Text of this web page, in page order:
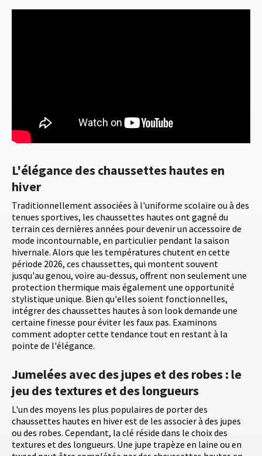
L'élégance des chaussettes hautes en
hiver
Traditionnellement associées à l'uniforme scolaire ou à des
tenues sportives, les chaussettes hautes ont gagné du
terrain ces dernières années pour devenir un accessoire de
mode incontournable, en particulier pendant la saison
hivernale. Alors que les températures chutent en cette
période 2026, ces chaussettes, qui montent souvent
jusqu'au genou, voire au-dessus, offrent non seulement une
protection thermique mais également une opportunité
stylistique unique. Bien qu'elles soient fonctionnelles,
intégrer des chaussettes hautes à son look demande une
certaine finesse pour éviter les faux pas. Examinons
comment adopter cette tendance tout en restant à la
pointe de l'élégance.
Jumelées avec des jupes et des robes : le
jeu des textures et des longueurs
L'un des moyens les plus populaires de porter des
chaussettes hautes en hiver est de les associer à des jupes
ou des robes. Cependant, la clé réside dans le choix des
textures et des longueurs. Une jupe trapèze en laine ou en